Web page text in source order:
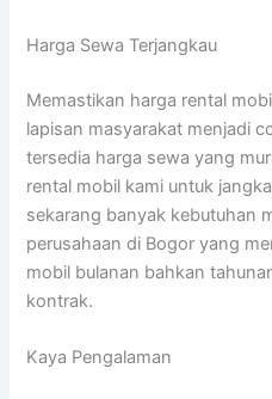
Harga Sewa Terjangkau
Memastikan harga rental
lapisan masyarakat menjadi
tersedia harga sewa yang
rental mobil kami untuk
sekarang banyak kebutuhan
perusahaan di Bogor yang
mobil bulanan bahkan
kontrak.
Kaya Pengalaman